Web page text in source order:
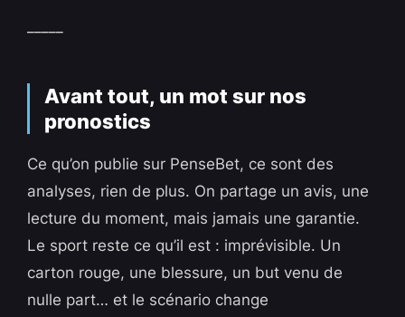
Avant tout, un mot sur nos
pronostics
Ce qu’on publie sur PenseBet, ce sont des
analyses, rien de plus. On partage un avis, une
lecture du moment, mais jamais une garantie.
Le sport reste ce qu’il est : imprévisible. Un
carton rouge, une blessure, un but venu de
nulle part… et le scénario change